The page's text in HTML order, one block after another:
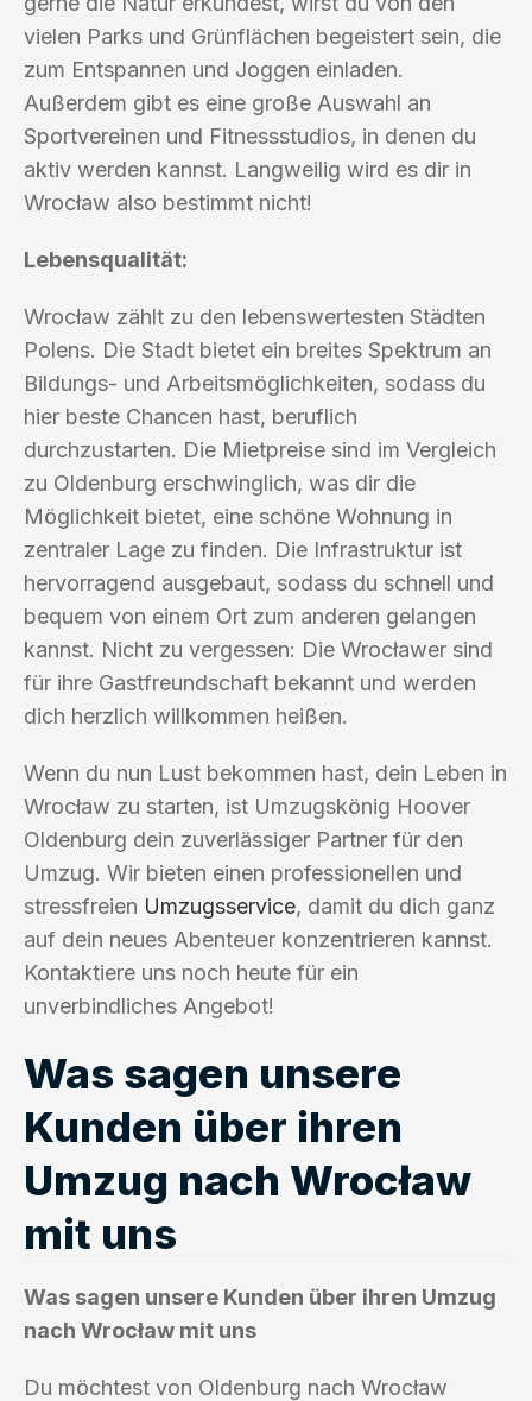
vielen Parks und Grünflächen begeistert sein, die
zum Entspannen und Joggen einladen.
Außerdem gibt es eine große Auswahl an
Sportvereinen und Fitnessstudios, in denen du
aktiv werden kannst. Langweilig wird es dir in
Wrocław also bestimmt nicht!
Lebensqualität:
Wrocław zählt zu den lebenswertesten Städten
Polens. Die Stadt bietet ein breites Spektrum an
Bildungs- und Arbeitsmöglichkeiten, sodass du
hier beste Chancen hast, beruflich
durchzustarten. Die Mietpreise sind im Vergleich
zu Oldenburg erschwinglich, was dir die
Möglichkeit bietet, eine schöne Wohnung in
zentraler Lage zu finden. Die Infrastruktur ist
hervorragend ausgebaut, sodass du schnell und
bequem von einem Ort zum anderen gelangen
kannst. Nicht zu vergessen: Die Wrocławer sind
für ihre Gastfreundschaft bekannt und werden
dich herzlich willkommen heißen.
Wenn du nun Lust bekommen hast, dein Leben in
Wrocław zu starten, ist Umzugskönig Hoover
Oldenburg dein zuverlässiger Partner für den
Umzug. Wir bieten einen professionellen und
stressfreien Umzugsservice, damit du dich ganz
auf dein neues Abenteuer konzentrieren kannst.
Kontaktiere uns noch heute für ein
unverbindliches Angebot!
Was sagen unsere
Kunden über ihren
Umzug nach Wrocław
mit uns
Was sagen unsere Kunden über ihren Umzug
nach Wrocław mit uns
Du möchtest von Oldenburg nach Wrocław